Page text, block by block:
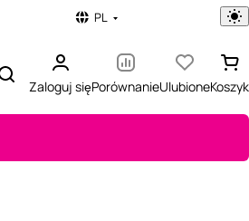
PL
Zaloguj sięPorównanieUlubioneKoszyk